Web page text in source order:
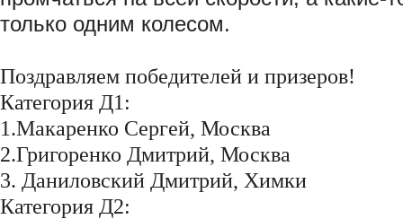
только одним колесом.
Поздравляем победителей и призеров!
Категория Д1:
1.Макаренко Сергей, Москва
2.Григоренко Дмитрий, Москва
3. Даниловский Дмитрий, Химки
Категория Д2: